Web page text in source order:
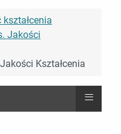
Jakości
Kształcenia
≡